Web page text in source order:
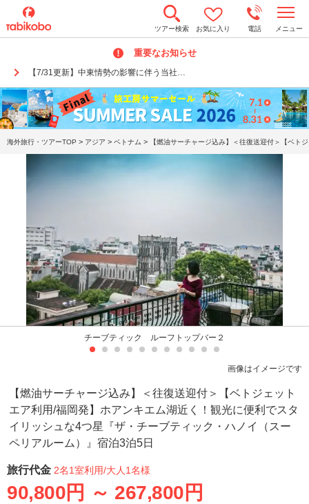
ツアー検索 お気に入り 電話 メニュー
重要なお知らせ
【7/31更新】中東情勢の影響に伴う当社…
o
n
a
v
i
g
a
t
海外旅行・ツアーTOP > アジア > ベトナム > 【燃油サーチャージ込み】＜往復送迎付＞【ベ
チーブティック ルーフトップバー２
画像はイメージです
【燃油サーチャージ込み】＜往復送迎付＞【ベトジェット
エア利用/福岡発】ホアンキエム湖近く！観光に便利でスタ
イリッシュな4つ星『ザ・チーブティック・ハノイ（スー
ペリアルーム）』宿泊3泊5日
旅行代金 2名1室利用/大人1名様
90,800円 ～ 267,800円